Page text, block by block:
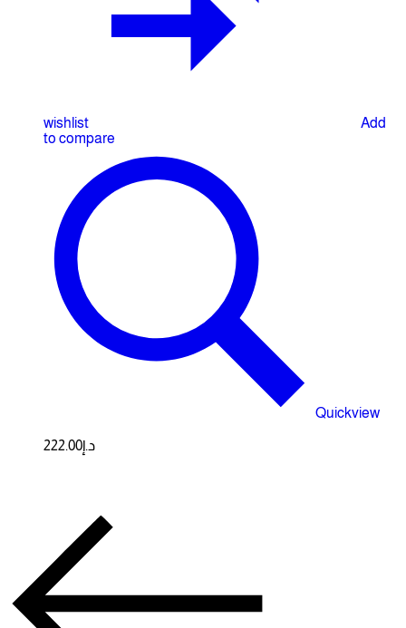
wishlist
Add
to compare
Quickview
د.إ222.00